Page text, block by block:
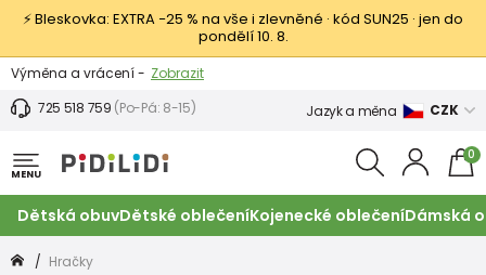
⚡ Bleskovka: EXTRA −25 % na vše i zlevněné · kód SUN25 · jen do
pondělí 10. 8.
Výměna a vrácení - Zobrazit
Sleva 100 Kč na první nákup -
725 518 759 (Po-Pá: 8-15) Jazyk a měna CZK
MENU
0
Dětská obuvDětské oblečeníKojenecké oblečeníDámská
Hračky